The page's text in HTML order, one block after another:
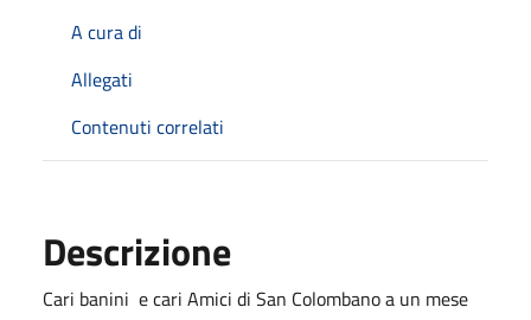
A cura di
Allegati
Contenuti correlati
Descrizione
Cari banini e cari Amici di San Colombano a un mese